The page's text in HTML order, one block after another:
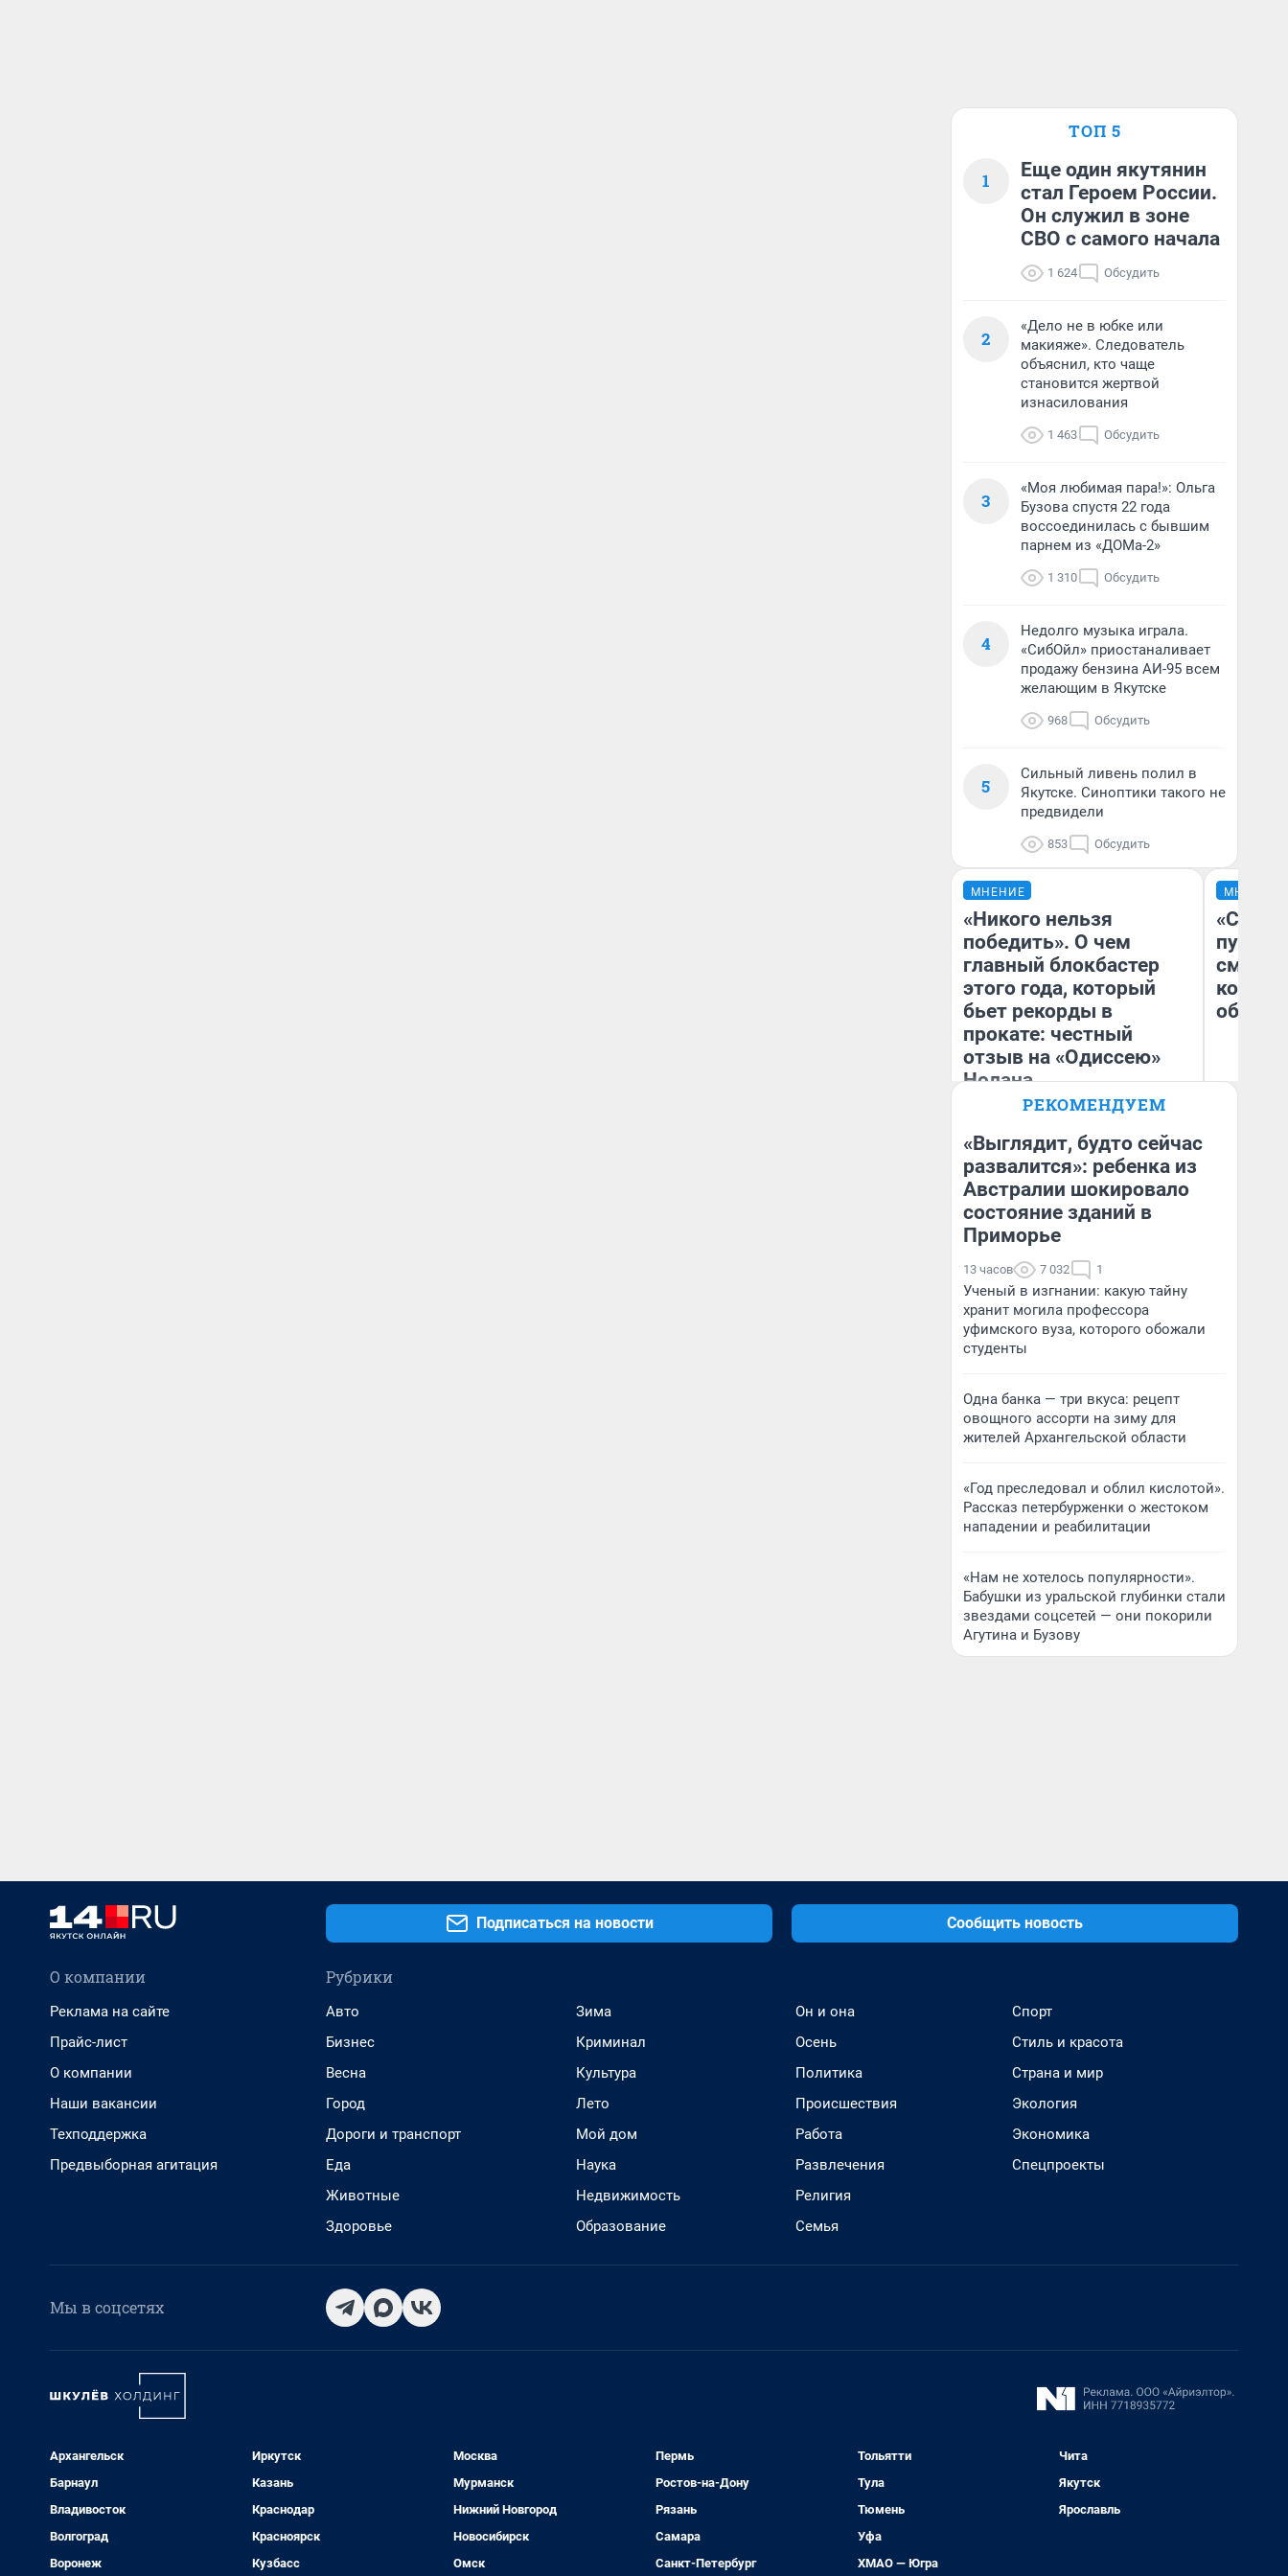
ТОП 5
1
Еще один якутянин
стал Героем России.
Он служил в зоне
СВО с самого начала
1 624 Обсудить
2
«Дело не в юбке или
макияже». Следователь
объяснил, кто чаще
становится жертвой
изнасилования
1 463 Обсудить
3
«Моя любимая пара!»: Ольга
Бузова спустя 22 года
воссоединилась с бывшим
парнем из «ДОМа-2»
1 310 Обсудить
4
Недолго музыка играла.
«СибОйл» приостаналивает
продажу бензина АИ-95 всем
желающим в Якутске
968 Обсудить
5
Сильный ливень полил в
Якутске. Синоптики такого не
предвидели
853 Обсудить
МНЕНИЕ
«Никого нельзя
победить». О чем
главный блокбастер
этого года, который
бьет рекорды в
прокате: честный
отзыв на «Одиссею»
Нолана
Стас Соколов
МНЕНИЕ
РЕКОМЕНДУЕМ
«Выглядит, будто сейчас
развалится»: ребенка из
Австралии шокировало
состояние зданий в
Приморье
13 часов 7 032 1
Ученый в изгнании: какую тайну
хранит могила профессора
уфимского вуза, которого обожали
студенты
Одна банка — три вкуса: рецепт
овощного ассорти на зиму для
жителей Архангельской области
«Год преследовал и облил кислотой».
Рассказ петербурженки о жестоком
нападении и реабилитации
«Нам не хотелось популярности».
Бабушки из уральской глубинки стали
звездами соцсетей — они покорили
Агутина и Бузову
Подписаться на новости Сообщить новость
О компании
Реклама на сайте
Прайс-лист
О компании
Наши вакансии
Техподдержка
Предвыборная агитация
Рубрики
Авто
Бизнес
Весна
Город
Дороги и транспорт
Еда
Животные
Здоровье
Зима
Криминал
Культура
Лето
Мой дом
Наука
Недвижимость
Образование
Он и она
Осень
Политика
Происшествия
Работа
Развлечения
Религия
Семья
Спорт
Стиль и красота
Страна и мир
Экология
Экономика
Спецпроекты
Мы в соцсетях
Архангельск
Барнаул
Владивосток
Волгоград
Воронеж
Иркутск
Казань
Краснодар
Красноярск
Кузбасс
Москва
Мурманск
Нижний Новгород
Новосибирск
Омск
Пермь
Ростов-на-Дону
Рязань
Самара
Санкт-Петербург
Тольятти
Тула
Тюмень
Уфа
ХМАО — Югра
Чита
Якутск
Ярославль